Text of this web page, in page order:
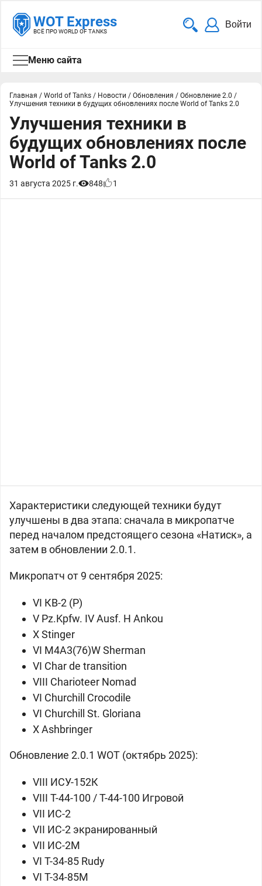
WOT Express
ВСЁ ПРО WORLD OF TANKS
Войти
Меню сайта
Главная / World of Tanks / Новости / Обновления / Обновление 2.0 /
Улучшения техники в будущих обновлениях после World of Tanks 2.0
Улучшения техники в
будущих обновлениях после
World of Tanks 2.0
31 августа 2025 г. 848 1
Характеристики следующей техники будут
улучшены в два этапа: сначала в микропатче
перед началом предстоящего сезона «Натиск», а
затем в обновлении 2.0.1.
Микропатч от 9 сентября 2025:
VI КВ-2 (Р)
V Pz.Kpfw. IV Ausf. H Ankou
XStinger
VI M4A3(76)W Sherman
VI Char de transition
VIII Charioteer Nomad
VI Churchill Crocodile
VI Churchill St. Gloriana
XAshbringer
Обновление 2.0.1 WOT (октябрь 2025):
VIII ИСУ-152К
VIII Т-44-100 / Т-44-100 Игровой
VII ИС-2
VII ИС-2 экранированный
VII ИС-2М
VI Т-34-85 Rudy
VI Т-34-85М